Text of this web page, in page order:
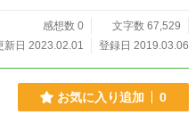
感想数 0
文字数 67,529
新日 2023.02.01
登録日 2019.03.06
お気に入り追加 0